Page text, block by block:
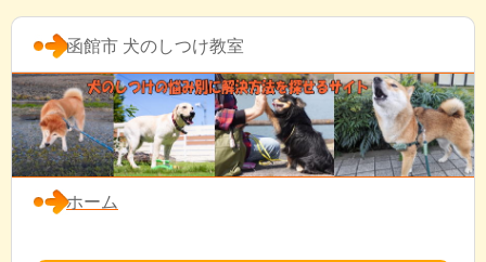
函館市 犬のしつけ教室
ホーム